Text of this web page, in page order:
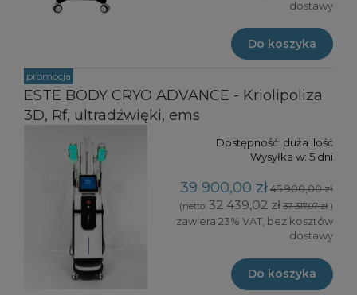
dostawy
Do koszyka
ESTE BODY CRYO ADVANCE - Kriolipoliza
3D, Rf, ultradźwięki, ems
Dostępność: duża ilość
Wysyłka w: 5 dni
39 900,00 zł45 900,00 zł
(netto: 32 439,02 zł 37 317,07 zł )
zawiera 23% VAT, bez kosztów
dostawy
Do koszyka
promocja